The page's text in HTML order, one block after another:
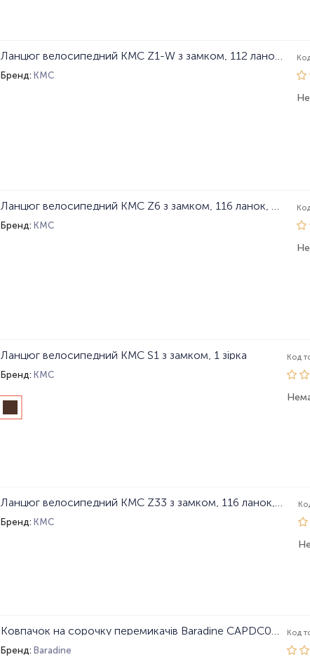
Ланцюг велосипедний KMC Z1-W з замком, 112 ланок, 1 зірка
Бренд: KMC
Ланцюг велосипедний KMC Z6 з замком, 116 ланок, 6 зірок
Бренд: KMC
Ланцюг велосипедний KMC S1 з замком, 1 зірка
Бренд: KMC
Код
Ланцюг велосипедний KMC Z33 з замком, 116 ланок, 6 зірок
Бренд: KMC
Ковпачок на сорочку перемикачів Baradine CAPDC01 4mm, 1шт
Бренд: Baradine
Код